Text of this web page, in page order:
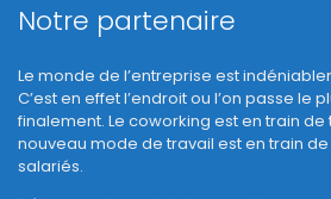
Notre partenaire
Le monde de l’entreprise est
C’est en effet l’endroit ou l’on passe le
finalement. Le coworking est en train
nouveau mode de travail est en train
salariés.